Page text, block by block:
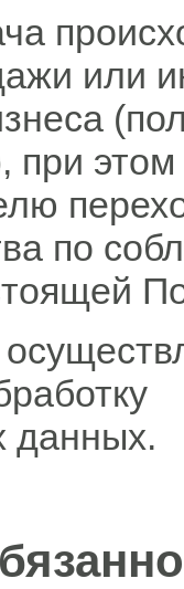
или
при этом
по
данных.